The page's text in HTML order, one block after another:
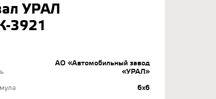
УРАЛ
3921
АО «Автомобильный завод
«УРАЛ»
6х6